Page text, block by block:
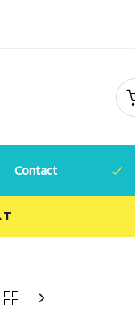
Contact